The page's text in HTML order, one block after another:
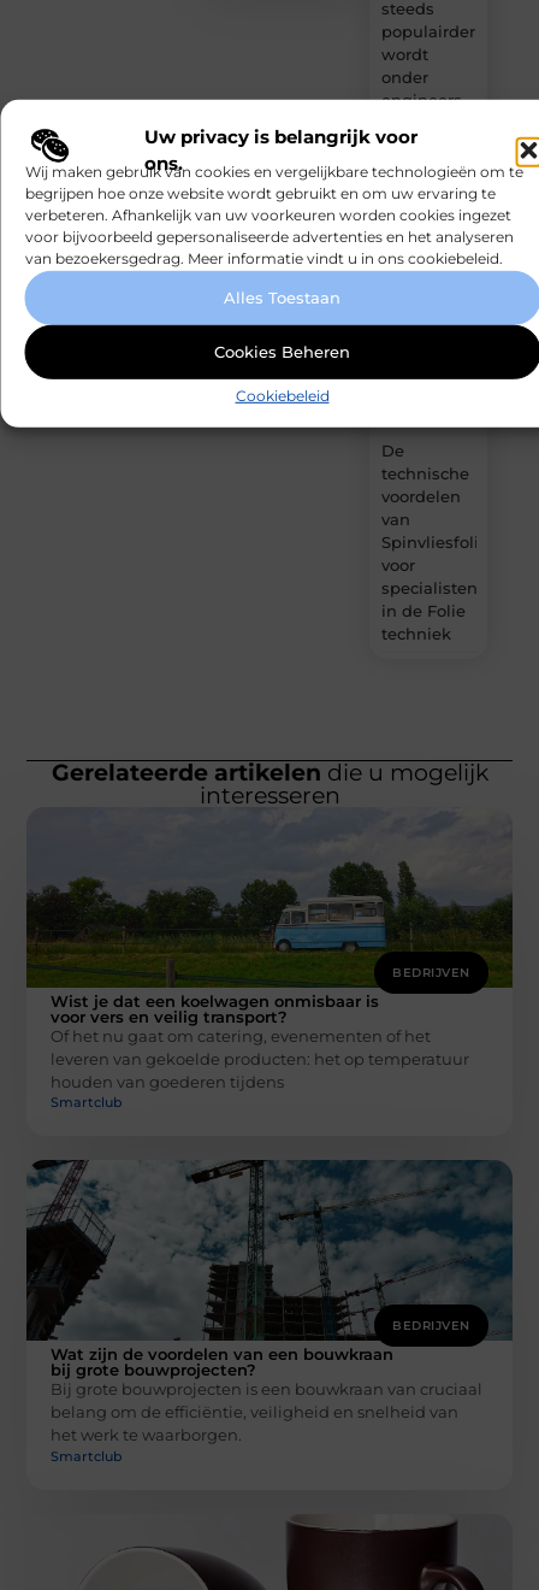
Uw privacy is belangrijk voor
ons.
Wij maken gebruik van cookies en vergelijkbare technologieën om te
begrijpen hoe onze website wordt gebruikt en om uw ervaring te
verbeteren. Afhankelijk van uw voorkeuren worden cookies ingezet
voor bijvoorbeeld gepersonaliseerde advertenties en het analyseren
van bezoekersgedrag. Meer informatie vindt u in ons cookiebeleid.
Alles Toestaan
Cookies Beheren
Cookiebeleid
steeds
populairder
wordt
onder
engineers
De
populairste
manieren
om een
woning in
Amsterdam
kiezen voor
De
technische
voordelen
van
Spinvliesfolie
voor
specialisten
in de Folie
techniek
Gerelateerde artikelen die u mogelijk
interesseren
BEDRIJVEN
Wist je dat een koelwagen onmisbaar is
voor vers en veilig transport?
Of het nu gaat om catering, evenementen of het
leveren van gekoelde producten: het op temperatuur
houden van goederen tijdens
Smartclub
BEDRIJVEN
Wat zijn de voordelen van een bouwkraan
bij grote bouwprojecten?
Bij grote bouwprojecten is een bouwkraan van cruciaal
belang om de efficiëntie, veiligheid en snelheid van
het werk te waarborgen.
Smartclub